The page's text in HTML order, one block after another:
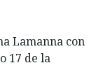
Lamanna con
17 de la